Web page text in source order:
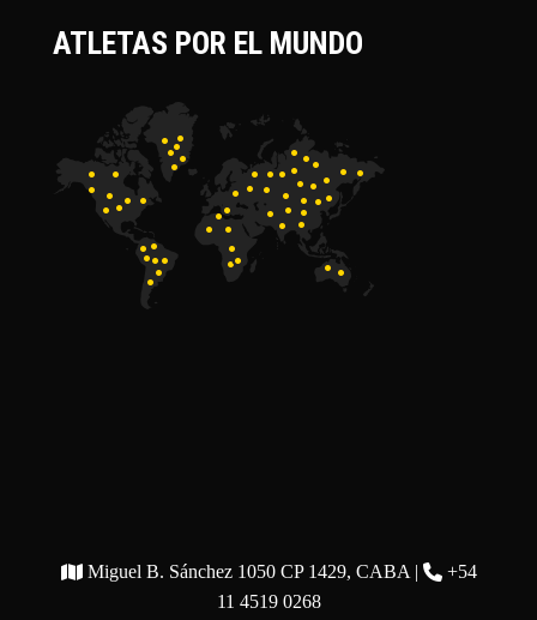
ATLETAS POR EL MUNDO
Miguel B. Sánchez 1050 CP 1429, CABA |
+54
11 4519 0268